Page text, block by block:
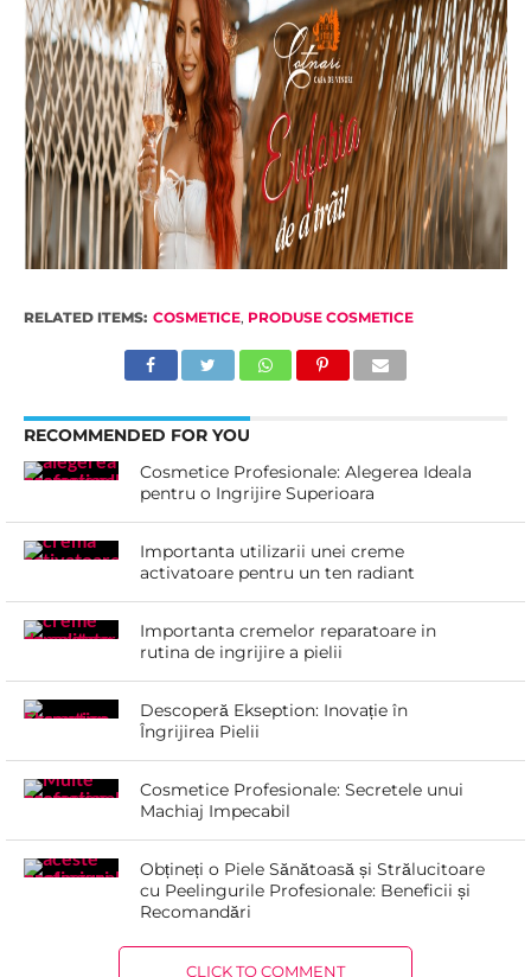
RELATED ITEMS: COSMETICE, PRODUSE COSMETICE
RECOMMENDED FOR YOU
Cosmetice Profesionale: Alegerea Ideala
pentru o Ingrijire Superioara
Importanta utilizarii unei creme
activatoare pentru un ten radiant
Importanta cremelor reparatoare in
rutina de ingrijire a pielii
Descoperă Ekseption: Inovație în
Îngrijirea Pielii
Cosmetice Profesionale: Secretele unui
Machiaj Impecabil
Obțineți o Piele Sănătoasă și Strălucitoare
cu Peelingurile Profesionale: Beneficii și
Recomandări
CLICK TO COMMENT